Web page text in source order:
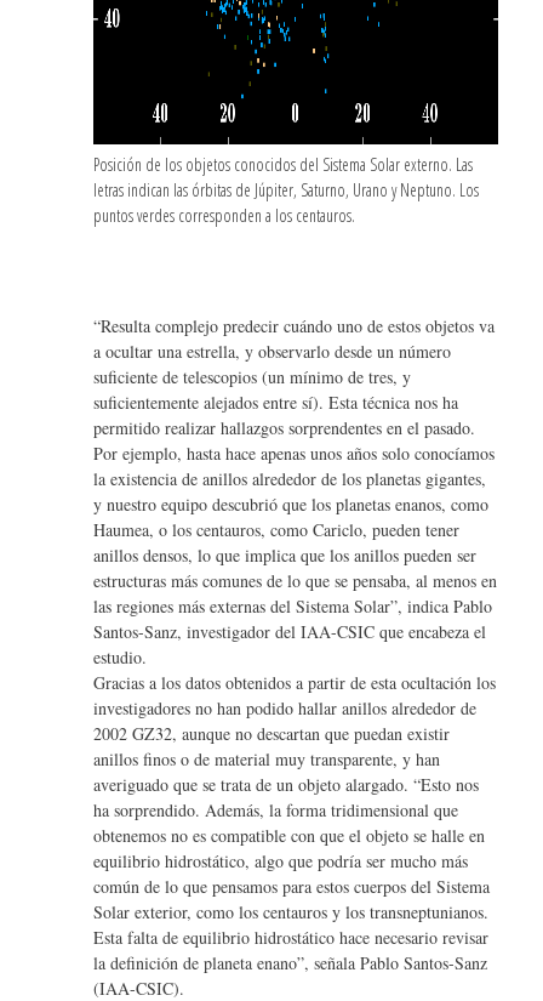
Posición de los objetos conocidos del Sistema Solar externo. Las
letras indican las órbitas de Júpiter, Saturno, Urano y Neptuno. Los
puntos verdes corresponden a los centauros.
“Resulta complejo predecir cuándo uno de estos objetos va
a ocultar una estrella, y observarlo desde un número
suficiente de telescopios (un mínimo de tres, y
suficientemente alejados entre sí). Esta técnica nos ha
permitido realizar hallazgos sorprendentes en el pasado.
Por ejemplo, hasta hace apenas unos años solo conocíamos
la existencia de anillos alrededor de los planetas gigantes,
y nuestro equipo descubrió que los planetas enanos, como
Haumea, o los centauros, como Cariclo, pueden tener
anillos densos, lo que implica que los anillos pueden ser
estructuras más comunes de lo que se pensaba, al menos en
las regiones más externas del Sistema Solar”, indica Pablo
Santos-Sanz, investigador del IAA-CSIC que encabeza el
estudio.
Gracias a los datos obtenidos a partir de esta ocultación los
investigadores no han podido hallar anillos alrededor de
2002 GZ32, aunque no descartan que puedan existir
anillos finos o de material muy transparente, y han
averiguado que se trata de un objeto alargado. “Esto nos
ha sorprendido. Además, la forma tridimensional que
obtenemos no es compatible con que el objeto se halle en
equilibrio hidrostático, algo que podría ser mucho más
común de lo que pensamos para estos cuerpos del Sistema
Solar exterior, como los centauros y los transneptunianos.
Esta falta de equilibrio hidrostático hace necesario revisar
la definición de planeta enano”, señala Pablo Santos-Sanz
(IAA-CSIC).